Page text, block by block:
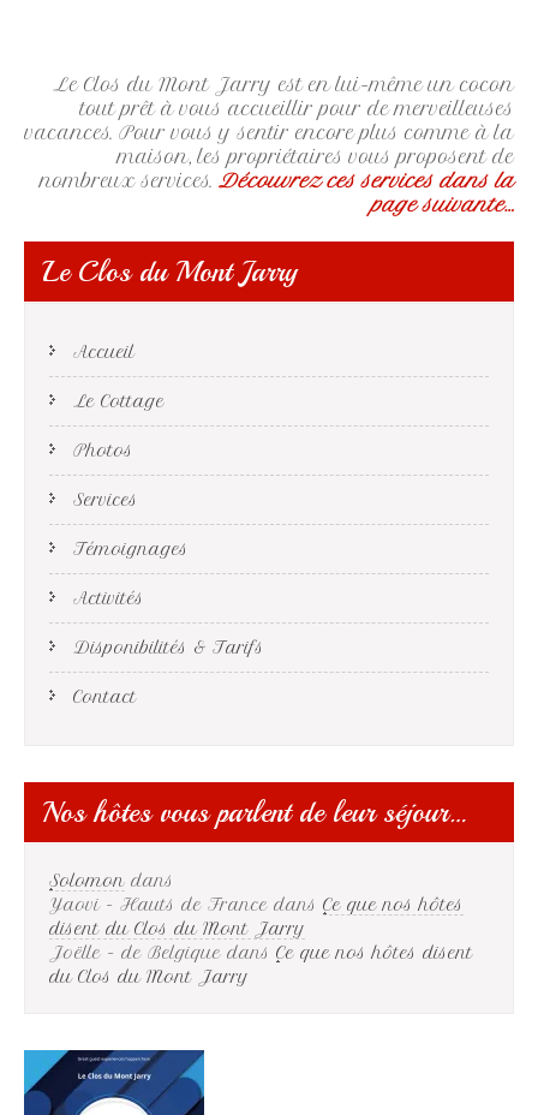
Le Clos du Mont Jarry est en lui-même un cocon
tout prêt à vous accueillir pour de merveilleuses
vacances. Pour vous y sentir encore plus comme à la
maison, les propriétaires vous proposent de
nombreux services. Découvrez ces services dans la
page suivante…
Le Clos du Mont Jarry
Accueil
Le Cottage
Photos
Services
Témoignages
Activités
Disponibilités & Tarifs
Contact
Nos hôtes vous parlent de leur séjour…
Solomon dans
Yaovi - Hauts de France dans Ce que nos hôtes
disent du Clos du Mont Jarry
Joëlle - de Belgique dans Ce que nos hôtes disent
du Clos du Mont Jarry